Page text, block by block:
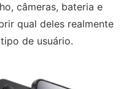
câmeras, bateria e
qual deles realmente
de usuário.